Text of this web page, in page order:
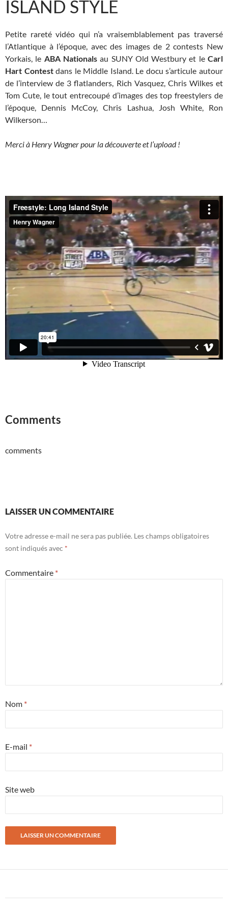
ISLAND STYLE
Petite rareté vidéo qui n’a vraisemblablement pas traversé
l’Atlantique à l’époque, avec des images de 2 contests New
Yorkais, le ABA Nationalsau SUNY Old Westbury et leCarl
Hart Contestdans le Middle Island. Le docu s’articule autour
de l’interview de 3 flatlanders, Rich Vasquez, Chris Wilkes et
Tom Cute, le tout entrecoupé d’images des top freestylers de
l’époque, Dennis McCoy, Chris Lashua, Josh White, Ron
Wilkerson…
Merci à Henry Wagner pour la découverte et l’upload !
Comments
comments
LAISSER UN COMMENTAIRE
Votre adresse e-mail ne sera pas publiée. Les champs obligatoires
sont indiqués avec *
Commentaire *
Nom *
E-mail *
Site web